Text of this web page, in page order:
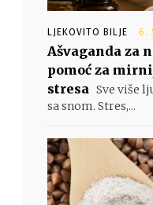
LJEKOVITO BILJE 6.
Ašvaganda za
pomoć za
stresa Sve više
sa snom. Stres,...